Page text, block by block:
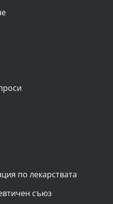
по лекарствата
съюз